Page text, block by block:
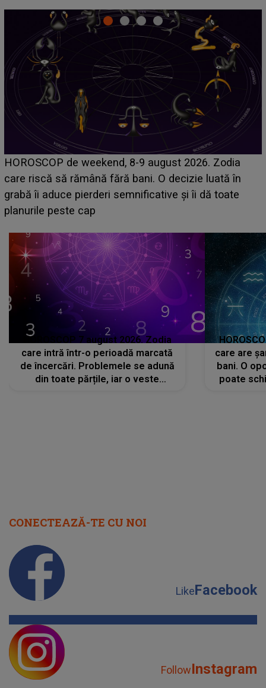
Emanuel a ținut ACEST DETALIU ASCUNS până
acum! În fața Alexandrei, concurentul din Casa Iubirii
face o MĂRTURISIRE NEAȘTEPTATĂ despre mama
sa: "I-am spus și ei în față, eu nu te iubesc pentru
HOROSCOP 7 august 2026. Zodia
care intră într-o perioadă marcată
de încercări. Problemele se adună
din toate părțile, iar o veste
care are
bani. O
poate
CONECTEAZĂ-TE CU NOI
LikeFacebook
FollowInstagram